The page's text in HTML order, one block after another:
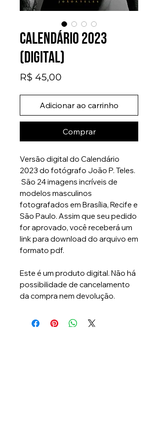
Calendário 2023
(digital)
R$ 45,00
Adicionar ao carrinho
Comprar
Versão digital do Calendário
2023 do fotógrafo João P. Teles.
São 24 imagens incríveis de
modelos masculinos
fotografados em Brasília, Recife e
São Paulo. Assim que seu pedido
for aprovado, você receberá um
link para download do arquivo em
formato pdf.
Este é um produto digital. Não há
possibilidade de cancelamento
da compra nem devolução.